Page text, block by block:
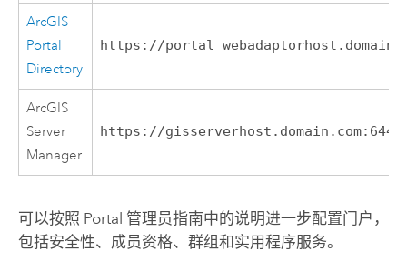
ArcGIS
Portal
Directory
https://
ArcGIS
Server
Manager
https://
可以按照 Portal 管理员指南中的说明进一步配置门户，
包括安全性、成员资格、群组和实用程序服务。